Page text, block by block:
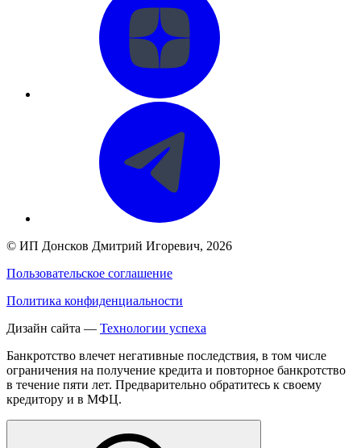
© ИП Донсков Дмитрий Игоревич, 2026
Пользовательское соглашение
Политика конфиденциальности
Дизайн сайта — Технологии успеха
Банкротство влечет негативные последствия, в том числе
ограничения на получение кредита и повторное банкротство
в течение пяти лет. Предварительно обратитесь к своему
кредитору и в МФЦ.